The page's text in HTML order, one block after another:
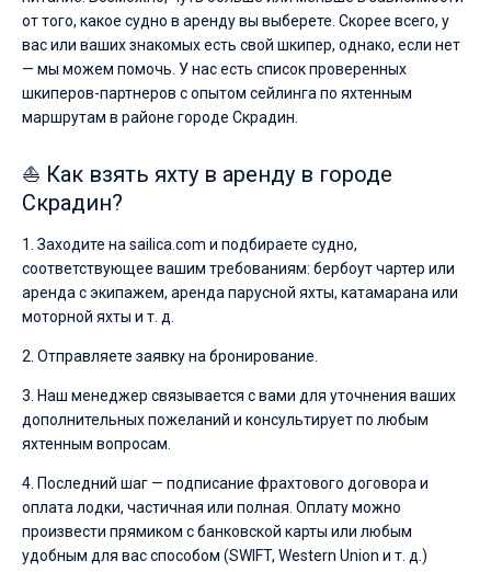
от того, какое судно в аренду вы выберете. Скорее всего, у
вас или ваших знакомых есть свой шкипер, однако, если нет
— мы можем помочь. У нас есть список проверенных
шкиперов-партнеров с опытом сейлинга по яхтенным
маршрутам в районе городе Скрадин.
⛵ Как взять яхту в аренду в городе
Скрадин?
1. Заходите на sailica.com и подбираете судно,
соответствующее вашим требованиям: бербоут чартер или
аренда с экипажем, аренда парусной яхты, катамарана или
моторной яхты и т. д.
2. Отправляете заявку на бронирование.
3. Наш менеджер связывается с вами для уточнения ваших
дополнительных пожеланий и консультирует по любым
яхтенным вопросам.
4. Последний шаг — подписание фрахтового договора и
оплата лодки, частичная или полная. Оплату можно
произвести прямиком с банковской карты или любым
удобным для вас способом (SWIFT, Western Union и т. д.)